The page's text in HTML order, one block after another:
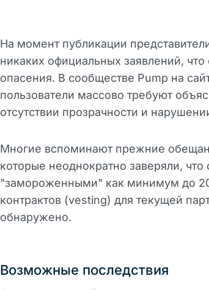
На момент публикации
никаких официальных заявлений,
опасения. В сообществе Pump на
пользователи массово требуют
отсутствии прозрачности и
Многие вспоминают прежние
которые неоднократно заверяли,
"замороженными" как минимум до
контрактов (vesting) для текущей
обнаружено.
Возможные последствия